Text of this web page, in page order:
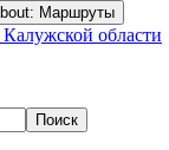
Маршруты
области
Поиск